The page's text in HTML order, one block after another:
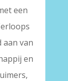
een
van
en